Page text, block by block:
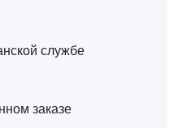
службе
заказе